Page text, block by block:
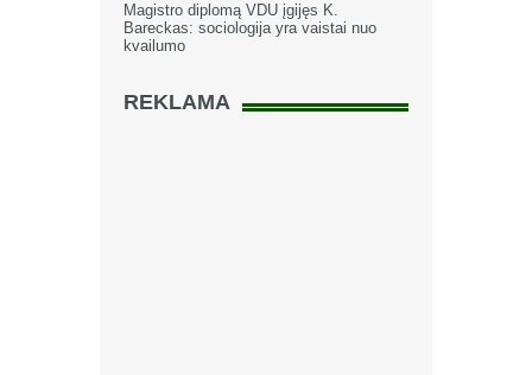
Magistro diplomą VDU įgijęs K.
Bareckas: sociologija yra vaistai nuo
kvailumo
REKLAMA